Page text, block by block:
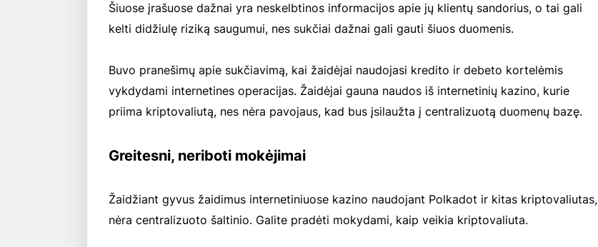
Šiuose įrašuose dažnai yra neskelbtinos informacijos apie jų klientų sandorius, o tai gali
kelti didžiulę riziką saugumui, nes sukčiai dažnai gali gauti šiuos duomenis.
Buvo pranešimų apie sukčiavimą, kai žaidėjai naudojasi kredito ir debeto kortelėmis
vykdydami internetines operacijas. Žaidėjai gauna naudos iš internetinių kazino, kurie
priima kriptovaliutą, nes nėra pavojaus, kad bus įsilaužta į centralizuotą duomenų bazę.
Greitesni, neriboti mokėjimai
Žaidžiant gyvus žaidimus internetiniuose kazino naudojant Polkadot ir kitas kriptovaliutas,
nėra centralizuoto šaltinio. Galite pradėti mokydami, kaip veikia kriptovaliuta.